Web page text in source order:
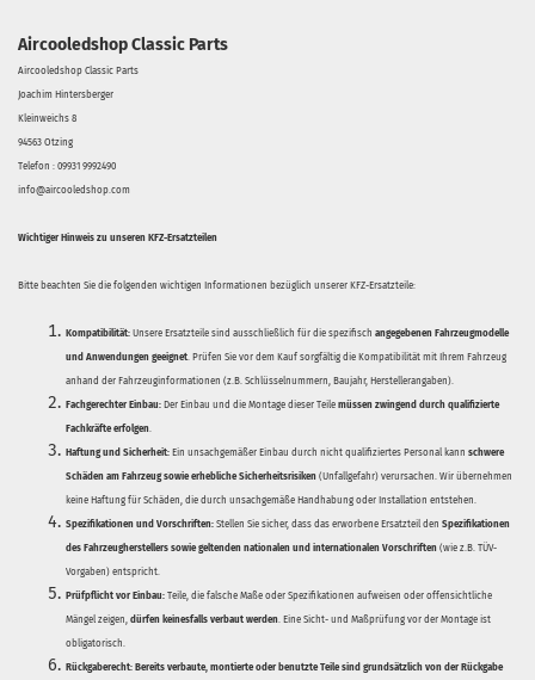
Aircooledshop Classic Parts
Aircooledshop Classic Parts
Joachim Hintersberger
Kleinweichs 8
94563 Otzing
Telefon : 09931 9992490
info@aircooledshop.com
Wichtiger Hinweis zu unseren KFZ-Ersatzteilen
Bitte beachten Sie die folgenden wichtigen Informationen bezüglich unserer KFZ-Ersatzteile:
Kompatibilität: Unsere Ersatzteile sind ausschließlich für die spezifisch angegebenen Fahrzeugmodelle
und Anwendungen geeignet. Prüfen Sie vor dem Kauf sorgfältig die Kompatibilität mit Ihrem Fahrzeug
anhand der Fahrzeuginformationen (z.B. Schlüsselnummern, Baujahr, Herstellerangaben).
Fachgerechter Einbau: Der Einbau und die Montage dieser Teile müssen zwingend durch qualifizierte
Fachkräfte erfolgen.
Haftung und Sicherheit: Ein unsachgemäßer Einbau durch nicht qualifiziertes Personal kann schwere
Schäden am Fahrzeug sowie erhebliche Sicherheitsrisiken (Unfallgefahr) verursachen. Wir übernehmen
keine Haftung für Schäden, die durch unsachgemäße Handhabung oder Installation entstehen.
Spezifikationen und Vorschriften: Stellen Sie sicher, dass das erworbene Ersatzteil den Spezifikationen
des Fahrzeugherstellers sowie geltenden nationalen und internationalen Vorschriften (wie z.B. TÜV-
Vorgaben) entspricht.
Prüfpflicht vor Einbau: Teile, die falsche Maße oder Spezifikationen aufweisen oder offensichtliche
Mängel zeigen, dürfen keinesfalls verbaut werden. Eine Sicht- und Maßprüfung vor der Montage ist
obligatorisch.
Rückgaberecht: Bereits verbaute, montierte oder benutzte Teile sind grundsätzlich von der Rückgabe